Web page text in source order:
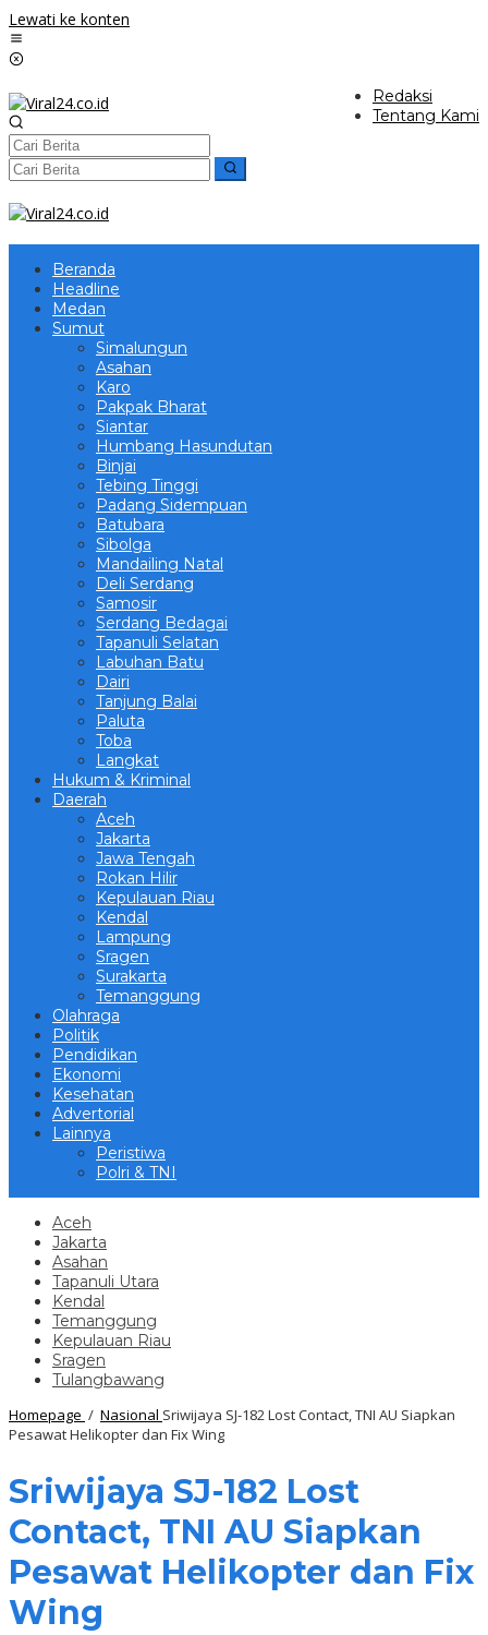
Lewati ke konten
Redaksi
Tentang Kami
Beranda
Headline
Medan
Sumut
Simalungun
Asahan
Karo
Pakpak Bharat
Siantar
Humbang Hasundutan
Binjai
Tebing Tinggi
Padang Sidempuan
Batubara
Sibolga
Mandailing Natal
Deli Serdang
Samosir
Serdang Bedagai
Tapanuli Selatan
Labuhan Batu
Dairi
Tanjung Balai
Paluta
Toba
Langkat
Hukum & Kriminal
Daerah
Aceh
Jakarta
Jawa Tengah
Rokan Hilir
Kepulauan Riau
Kendal
Lampung
Sragen
Surakarta
Temanggung
Olahraga
Politik
Pendidikan
Ekonomi
Kesehatan
Advertorial
Lainnya
Peristiwa
Polri & TNI
Aceh
Jakarta
Asahan
Tapanuli Utara
Kendal
Temanggung
Kepulauan Riau
Sragen
Tulangbawang
Homepage / Nasional Sriwijaya SJ-182 Lost Contact, TNI AU Siapkan
Pesawat Helikopter dan Fix Wing
Sriwijaya SJ-182 Lost
Contact, TNI AU Siapkan
Pesawat Helikopter dan Fix
Wing